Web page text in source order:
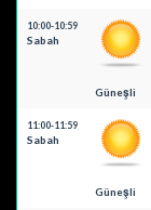
10:00-10:59
Sabah
Güneşli
11:00-11:59
Sabah
Güneşli